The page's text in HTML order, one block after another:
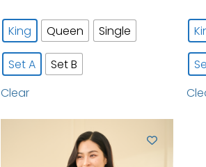
King Queen Single
Set A
Set B
Clear